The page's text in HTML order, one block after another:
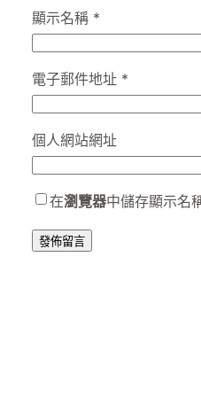
顯示名稱 *
電子郵件地址 *
個人網站網址
在瀏覽器中儲存顯示名